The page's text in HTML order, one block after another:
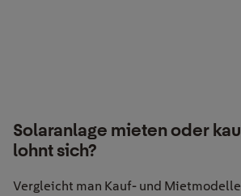
Solaranlage mieten oder
lohnt sich?
Vergleicht man Kauf- und